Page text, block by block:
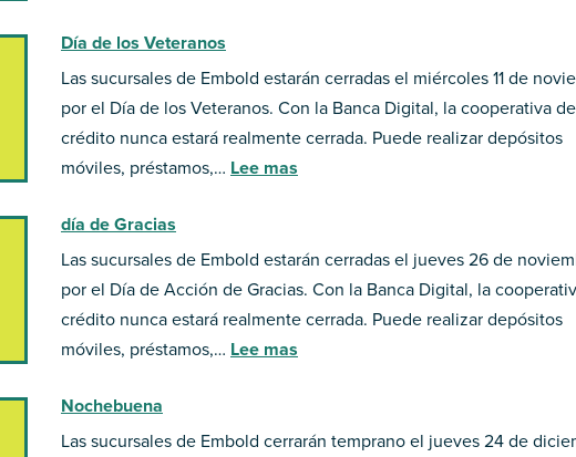
Día de los Veteranos
Las sucursales de Embold estarán cerradas el miércoles 11 de
por el Día de los Veteranos. Con la Banca Digital, la cooperativa de
crédito nunca estará realmente cerrada. Puede realizar depósitos
móviles, préstamos,… Lee mas
día de Gracias
Las sucursales de Embold estarán cerradas el jueves 26 de
por el Día de Acción de Gracias. Con la Banca Digital, la
crédito nunca estará realmente cerrada. Puede realizar depósitos
móviles, préstamos,… Lee mas
Nochebuena
Las sucursales de Embold cerrarán temprano el jueves 24 de